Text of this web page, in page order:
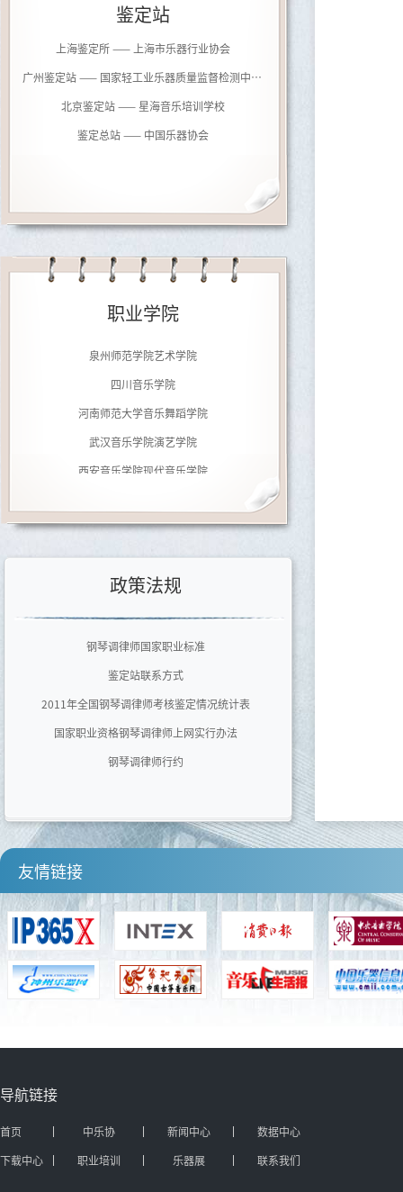
鉴定站
上海鉴定所 —— 上海市乐器行业协会
广州鉴定站 —— 国家轻工业乐器质量监督检测中心（广州）
北京鉴定站 —— 星海音乐培训学校
鉴定总站 —— 中国乐器协会
职业学院
济南大学音乐学院
广东文艺职业学院
泉州师范学院艺术学院
四川音乐学院
河南师范大学音乐舞蹈学院
武汉音乐学院演艺学院
西安音乐学院现代音乐学院
北京劲松职业高中
南京师范大学音乐学院
泉州师范学院艺术学院
四川音乐学院
河南师范大学音乐舞蹈学院
政策法规
钢琴调律师国家职业标准
鉴定站联系方式
2011年全国钢琴调律师考核鉴定情况统计表
国家职业资格钢琴调律师上网实行办法
钢琴调律师行约
友情链接
导航链接
首页 中乐协 新闻中心
数据中心
下载中心
职业培训 乐器展 联系我们